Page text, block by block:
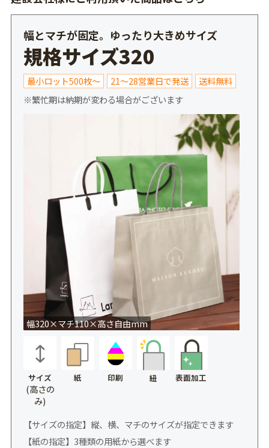
幅とマチが固定。ゆったり大きめサイズ
規格サイズ320
最小ロット500枚～ 21～28営業日で発送
送料無料
※繁忙期は納期が変わる場合がございます
幅320×マチ110×高さ自由mm
サイズ
(高さの
み)
紙 印刷 紐 表面加工
【サイズの指定】縦、横、マチのサイズが指定できます
【紙の指定】3種類の用紙から選べます